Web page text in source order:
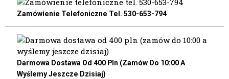
Zamówienie Telefoniczne Tel. 530-653-794
Darmowa Dostawa Od 400 Pln (zamów Do 10:00 A
Wyślemy Jeszcze Dzisiaj)